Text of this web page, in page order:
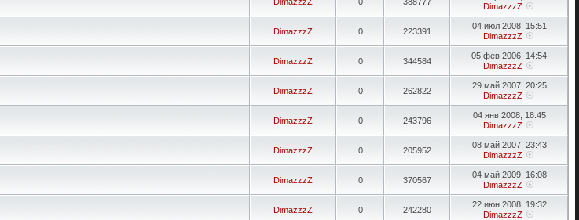
DimazzzZ
DimazzzZ 0 223391
04 июл 2008, 15:51
DimazzzZ
DimazzzZ 0 344584
05 фев 2006, 14:54
DimazzzZ
DimazzzZ 0 262822
29 май 2007, 20:25
DimazzzZ
DimazzzZ 0 243796
04 янв 2008, 18:45
DimazzzZ
DimazzzZ 0 205952
08 май 2007, 23:43
DimazzzZ
DimazzzZ 0 370567
04 май 2009, 16:08
DimazzzZ
DimazzzZ 0 242280
22 июн 2008, 19:32
DimazzzZ